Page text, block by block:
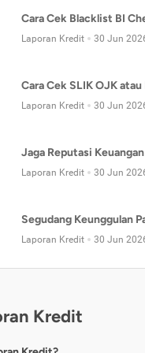
Cara Cek Blacklist BI
Laporan Kredit 30 Jun
Cara Cek SLIK OJK
Laporan Kredit 30 Jun
Jaga Reputasi
Laporan Kredit 30 Jun
Segudang Keunggulan
Laporan Kredit 30 Jun
Kredit